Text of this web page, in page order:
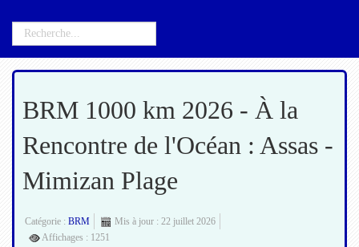
BRM 1000 km 2026 - À la
Rencontre de l'Océan : Assas -
Mimizan Plage
Catégorie : BRM
Mis à jour : 22 juillet 2026
Affichages : 1251